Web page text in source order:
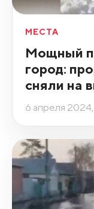
МЕСТА
Мощный
город:
сняли на
6 апреля